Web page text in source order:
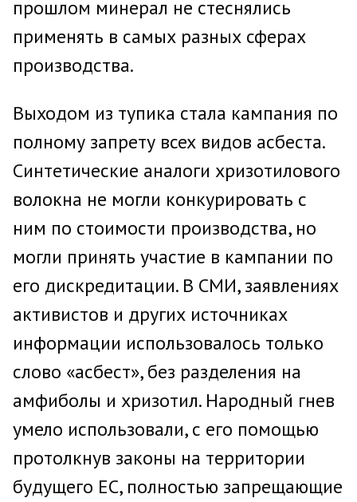
прошлом минерал не стеснялись
применять в самых разных сферах
производства.
Выходом из тупика стала кампания по
полному запрету всех видов асбеста.
Синтетические аналоги хризотилового
волокна не могли конкурировать с
ним по стоимости производства, но
могли принять участие в кампании по
его дискредитации. В СМИ, заявлениях
активистов и других источниках
информации использовалось только
слово «асбест», без разделения на
амфиболы и хризотил. Народный гнев
умело использовали, с его помощью
протолкнув законы на территории
будущего ЕС, полностью запрещающие